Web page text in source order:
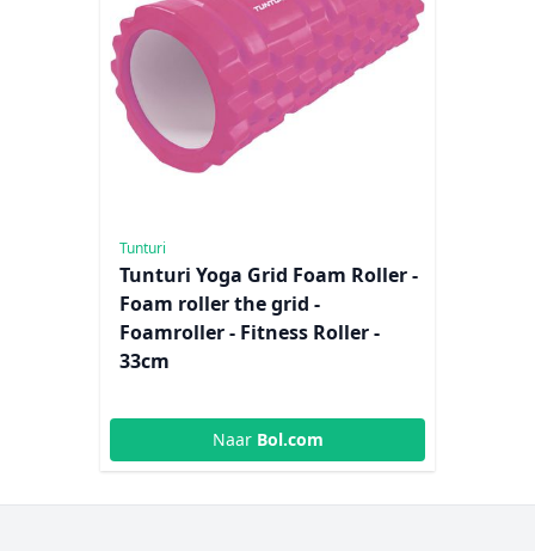
Tunturi
Tunturi Yoga Grid Foam Roller -
Foam roller the grid -
Foamroller - Fitness Roller -
33cm
Naar Bol.com